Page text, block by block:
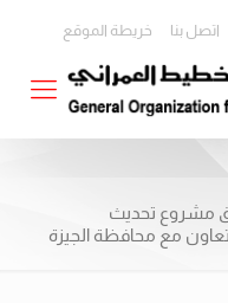
اتصل بنا خريطة الموقع
مشروع تحديث